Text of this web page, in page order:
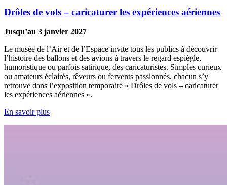
Drôles de vols – caricaturer les expériences aériennes
Jusqu’au 3 janvier 2027
Le musée de l’Air et de l’Espace invite tous les publics à découvrir
l’histoire des ballons et des avions à travers le regard espiègle,
humoristique ou parfois satirique, des caricaturistes. Simples curieux
ou amateurs éclairés, rêveurs ou fervents passionnés, chacun s’y
retrouve dans l’exposition temporaire « Drôles de vols – caricaturer
les expériences aériennes ».
En savoir plus